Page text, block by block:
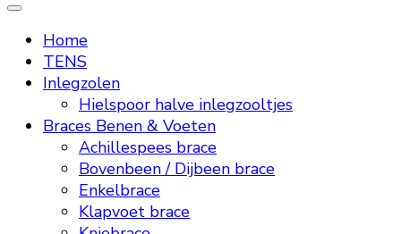
Home
TENS
Inlegzolen
Hielspoor halve inlegzooltjes
Braces Benen & Voeten
Achillespees brace
Bovenbeen / Dijbeen brace
Enkelbrace
Klapvoet brace